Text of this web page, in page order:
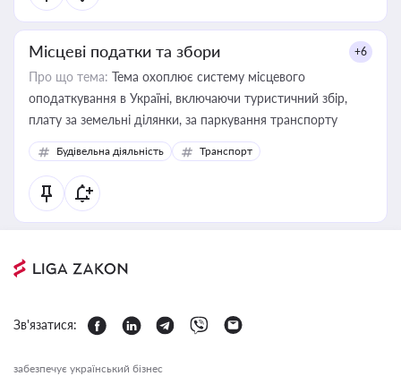
Місцеві податки та збори +6
Про що тема: Тема охоплює систему місцевого
оподаткування в Україні, включаючи туристичний збір,
плату за земельні ділянки, за паркування транспорту
Будівельна діяльність Транспорт
Зв'язатися:
забезпечує український бізнес